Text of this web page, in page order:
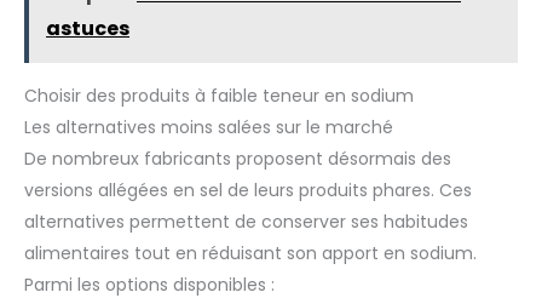
terminer rapidement le travail
coupe-ciboulette sont équipés
de nombreuses utilisations】
Les ciseaux de cuisine
peuvent être utilisés pour
couper les herbes, le persil, le
romarin, les pousses d'ail, la
ciboulette, la coriandre, les
feuilles de laitue, les
lambeaux d'algues, les
astuces
Choisir des produits à faible teneur en sodium
Les alternatives moins salées sur le marché
De nombreux fabricants proposent désormais des
versions allégées en sel de leurs produits phares. Ces
alternatives permettent de conserver ses habitudes
alimentaires tout en réduisant son apport en sodium.
Parmi les options disponibles :